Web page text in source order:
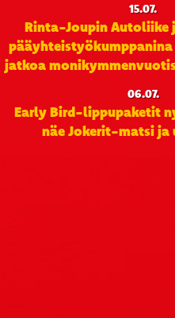
15.07.
Rinta-Joupin Autoliike
pääyhteistyökumppanina
jatkoa
06.07.
Early Bird-lippupaketit
näe Jokerit-matsi ja